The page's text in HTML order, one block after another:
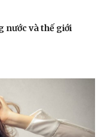
nước và thế giới